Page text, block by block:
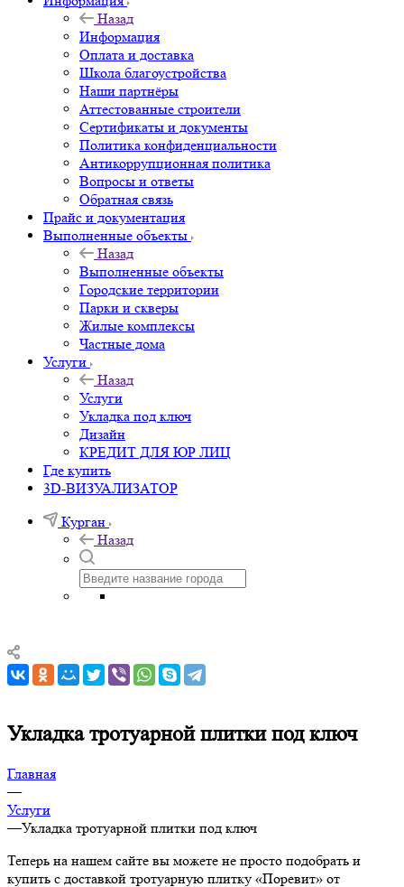
Назад
Информация
Оплата и доставка
Школа благоустройства
Наши партнёры
Аттестованные строители
Сертификаты и документы
Политика конфиденциальности
Антикоррупционная политика
Вопросы и ответы
Обратная связь
Прайс и документация
Выполненные объекты
Назад
Выполненные объекты
Городские территории
Парки и скверы
Жилые комплексы
Частные дома
Услуги
Назад
Услуги
Укладка под ключ
Дизайн
КРЕДИТ ДЛЯ ЮР ЛИЦ
Где купить
3D-ВИЗУАЛИЗАТОР
Курган
Назад
Укладка тротуарной плитки под ключ
Главная
—
Услуги
—Укладка тротуарной плитки под ключ
Теперь на нашем сайте вы можете не просто подобрать и
купить с доставкой тротуарную плитку «Поревит» от